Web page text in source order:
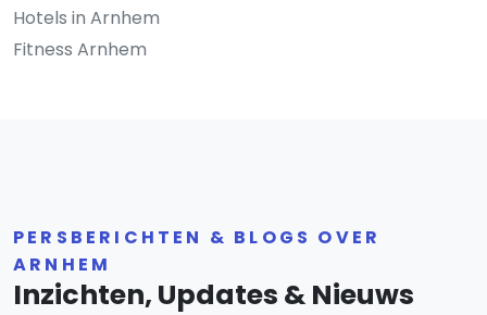
Hotels in Arnhem
Fitness Arnhem
PERSBERICHTEN & BLOGS OVER
ARNHEM
Inzichten, Updates & Nieuws